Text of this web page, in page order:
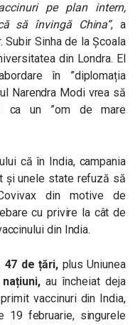
pe plan intern,
să învingă China”, a
Sinha de la Școala
din Londra. El
în ”diplomația
Narendra Modi vrea să
ca un ”om de mare
că în India, campania
și unele state refuză să
din motive de
cu privire la cât de
din India.
47 de țări, plus Uniunea
au încheiat deja
vaccinuri din India,
19 februarie, singurele